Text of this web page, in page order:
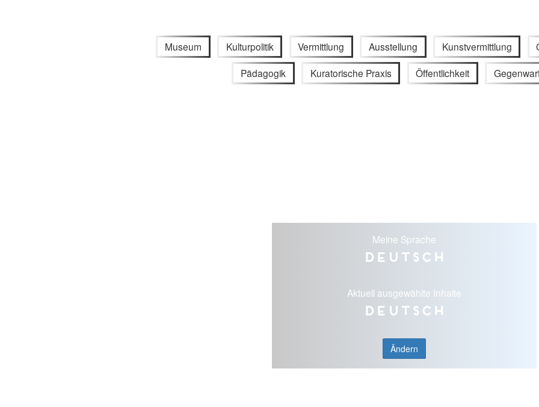
Museum Kulturpolitik Vermittlung Ausstellung Kunstvermittlung
Pädagogik Kuratorische Praxis Öffentlichkeit
Meine Sprache
Deutsch
Aktuell ausgewählte Inhalte
Deutsch
Ändern